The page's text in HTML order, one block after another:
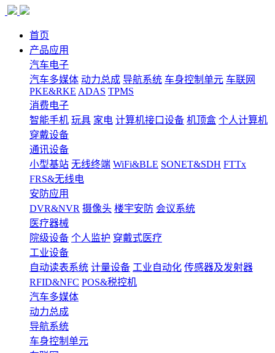
首页
产品应用
汽车电子
汽车多媒体 动力总成 导航系统 车身控制单元 车联网
PKE&RKE ADAS TPMS
消费电子
智能手机 玩具 家电 计算机接口设备 机顶盒 个人计算机
穿戴设备
通讯设备
小型基站 无线终端 WiFi&BLE SONET&SDH FTTx
FRS&无线电
安防应用
DVR&NVR 摄像头 楼宇安防 会议系统
医疗器械
院级设备 个人监护 穿戴式医疗
工业设备
自动读表系统 计量设备 工业自动化 传感器及发射器
RFID&NFC POS&税控机
汽车多媒体
动力总成
导航系统
车身控制单元